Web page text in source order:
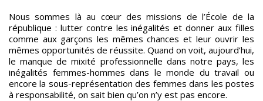
Nous sommes là au cœur des missions de l’École de la
république : lutter contre les inégalités et donner aux filles
comme aux garçons les mêmes chances et leur ouvrir les
mêmes opportunités de réussite. Quand on voit, aujourd’hui,
le manque de mixité professionnelle dans notre pays, les
inégalités femmes-hommes dans le monde du travail ou
encore la sous-représentation des femmes dans les postes
à responsabilité, on sait bien qu’on n’y est pas encore.